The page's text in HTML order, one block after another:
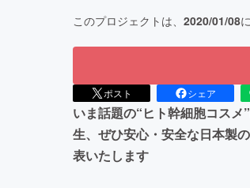
このプロジェクトは、 2020/01/08
ポスト シェア
いま話題の“ヒト幹細胞コス
生、ぜひ安心・安全な日本製
表いたします